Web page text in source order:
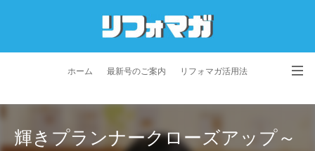
ホーム 最新号のご案内 リフォマガ活用法
プライバシーポリシー 利用規約 会社概要
輝きプランナークローズアップ～